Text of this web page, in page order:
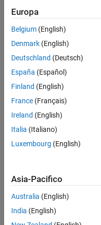
Ricottura simulata
Attività di Live
Ottimizzare
Argomenti
Ricottura simulata
Optimize Function
Basic example
Ottimizzazione
Minimize Function with
simulated annealing.
Europa
Belgium (English)
Denmark (English)
Deutschland (Deutsch)
España (Español)
Finland (English)
France (Français)
Ireland (English)
Italia (Italiano)
Luxembourg (English)
Asia-Pacifico
Australia (English)
India (English)